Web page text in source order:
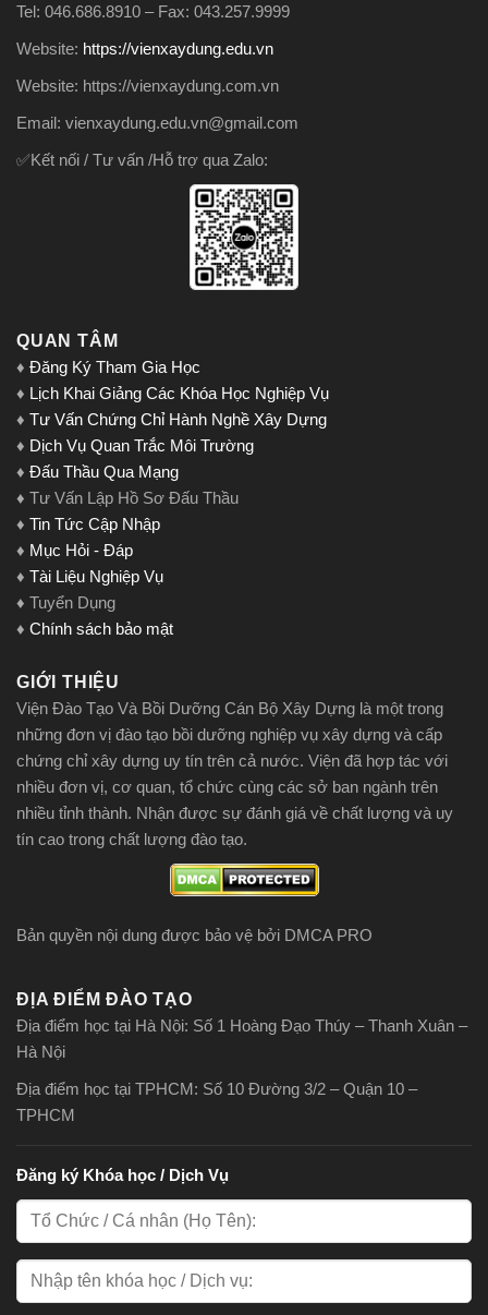
Tel: 046.686.8910 – Fax: 043.257.9999
Website: https://vienxaydung.edu.vn
Website: https://vienxaydung.com.vn
Email: vienxaydung.edu.vn@gmail.com
✅Kết nối / Tư vấn /Hỗ trợ qua Zalo:
QUAN TÂM
♦ Đăng Ký Tham Gia Học
♦ Lịch Khai Giảng Các Khóa Học Nghiệp Vụ
♦ Tư Vấn Chứng Chỉ Hành Nghề Xây Dựng
♦ Dịch Vụ Quan Trắc Môi Trường
♦ Đấu Thầu Qua Mạng
♦ Tư Vấn Lập Hồ Sơ Đấu Thầu
♦ Tin Tức Cập Nhập
♦ Mục Hỏi - Đáp
♦ Tài Liệu Nghiệp Vụ
♦ Tuyển Dụng
♦ Chính sách bảo mật
GIỚI THIỆU
Viện Đào Tạo Và Bồi Dưỡng Cán Bộ Xây Dựng là một trong
những đơn vị đào tạo bồi dưỡng nghiệp vụ xây dựng và cấp
chứng chỉ xây dựng uy tín trên cả nước. Viện đã hợp tác với
nhiều đơn vị, cơ quan, tổ chức cùng các sở ban ngành trên
nhiều tỉnh thành. Nhận được sự đánh giá về chất lượng và uy
tín cao trong chất lượng đào tạo.
Bản quyền nội dung được bảo vệ bởi DMCA PRO
ĐỊA ĐIỂM ĐÀO TẠO
Địa điểm học tại Hà Nội: Số 1 Hoàng Đạo Thúy – Thanh Xuân –
Hà Nội
Địa điểm học tại TPHCM: Số 10 Đường 3/2 – Quận 10 –
TPHCM
Đăng ký Khóa học / Dịch Vụ